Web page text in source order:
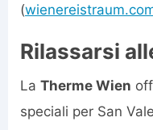
(
Rilassarsi
La Therme Wien
speciali per San